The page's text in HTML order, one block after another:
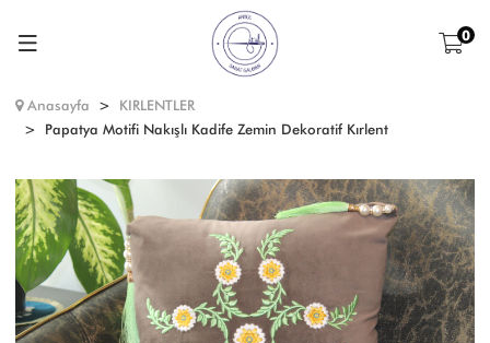
0
Anasayfa
KIRLENTLER
Papatya Motifi Nakışlı Kadife Zemin Dekoratif Kırlent